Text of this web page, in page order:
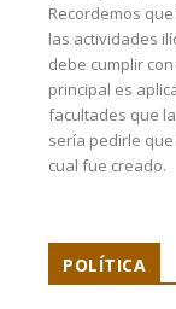
Recordemos
las actividades
debe cumplir
principal es
facultades que
sería pedirle
cual fue creado.
POLÍTICA